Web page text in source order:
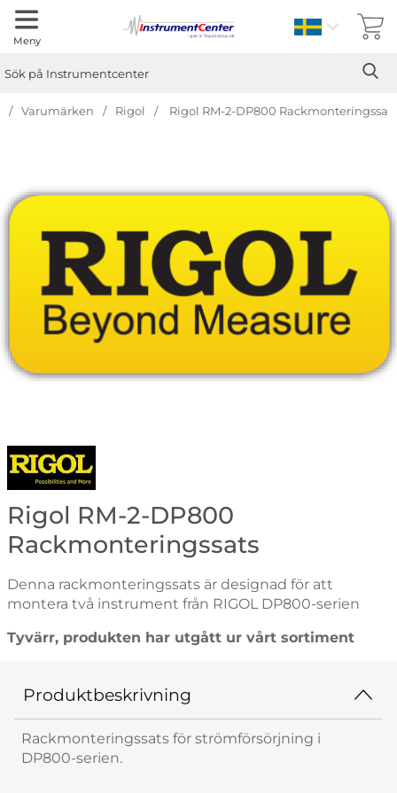
Meny Sverige
Varumärken Rigol Rigol RM-2-DP800 Rackmonteringssats
Gå till varumärkessidan för Rigol
Rigol RM-2-DP800
Rackmonteringssats
Denna rackmonteringssats är designad för att
montera två instrument från RIGOL DP800-serien
Tyvärr, produkten har utgått ur vårt sortiment
Produktbeskrivning
Rackmonteringssats för strömförsörjning i
DP800-serien.